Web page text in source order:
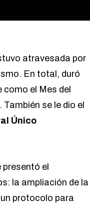
atravesada por
En total, duró
el Mes del
. También se le dio el
Único
el
la ampliación de la
protocolo para